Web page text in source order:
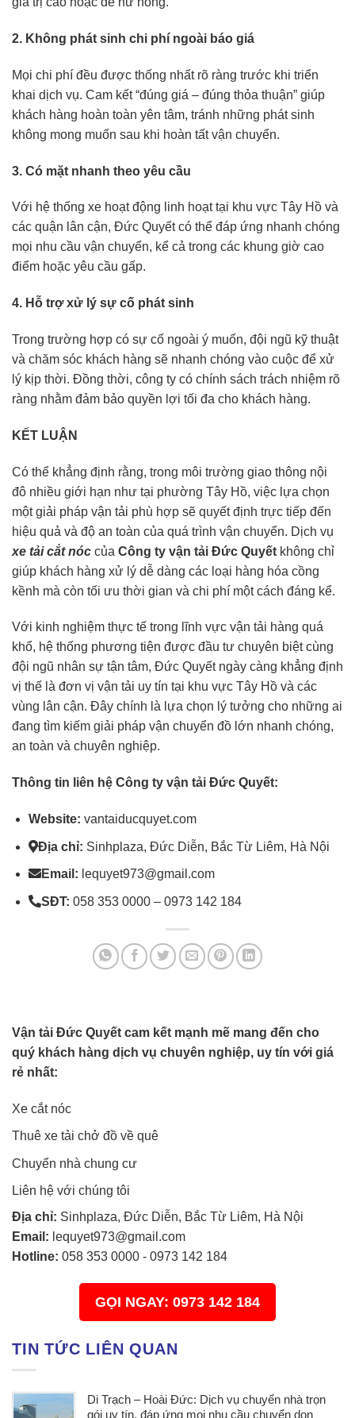
2. Không phát sinh chi phí ngoài báo giá
Mọi chi phí đều được thống nhất rõ ràng trước khi triển
khai dịch vụ. Cam kết “đúng giá – đúng thỏa thuận” giúp
khách hàng hoàn toàn yên tâm, tránh những phát sinh
không mong muốn sau khi hoàn tất vận chuyển.
3. Có mặt nhanh theo yêu cầu
Với hệ thống xe hoạt động linh hoạt tại khu vực Tây Hồ và
các quận lân cận, Đức Quyết có thể đáp ứng nhanh chóng
mọi nhu cầu vận chuyển, kể cả trong các khung giờ cao
điểm hoặc yêu cầu gấp.
4. Hỗ trợ xử lý sự cố phát sinh
Trong trường hợp có sự cố ngoài ý muốn, đội ngũ kỹ thuật
và chăm sóc khách hàng sẽ nhanh chóng vào cuộc để xử
lý kịp thời. Đồng thời, công ty có chính sách trách nhiệm rõ
ràng nhằm đảm bảo quyền lợi tối đa cho khách hàng.
KẾT LUẬN
Có thể khẳng định rằng, trong môi trường giao thông nội
đô nhiều giới hạn như tại phường Tây Hồ, việc lựa chọn
một giải pháp vận tải phù hợp sẽ quyết định trực tiếp đến
hiệu quả và độ an toàn của quá trình vận chuyển. Dịch vụ
xe tải cắt nóc của Công ty vận tải Đức Quyết không chỉ
giúp khách hàng xử lý dễ dàng các loại hàng hóa cồng
kềnh mà còn tối ưu thời gian và chi phí một cách đáng kể.
Với kinh nghiệm thực tế trong lĩnh vực vận tải hàng quá
khổ, hệ thống phương tiện được đầu tư chuyên biệt cùng
đội ngũ nhân sự tận tâm, Đức Quyết ngày càng khẳng định
vị thế là đơn vị vận tải uy tín tại khu vực Tây Hồ và các
vùng lân cận. Đây chính là lựa chọn lý tưởng cho những ai
đang tìm kiếm giải pháp vận chuyển đồ lớn nhanh chóng,
an toàn và chuyên nghiệp.
Thông tin liên hệ Công ty vận tải Đức Quyết:
Website: vantaiducquyet.com
Địa chỉ: Sinhplaza, Đức Diễn, Bắc Từ Liêm, Hà Nội
Email: lequyet973@gmail.com
SĐT: 058 353 0000 – 0973 142 184
Vận tải Đức Quyết cam kết mạnh mẽ mang đến cho
quý khách hàng dịch vụ chuyên nghiệp, uy tín với giá
rẻ nhất:
Xe cắt nóc
Thuê xe tải chở đồ về quê
Chuyển nhà chung cư
Liên hệ với chúng tôi
Địa chỉ: Sinhplaza, Đức Diễn, Bắc Từ Liêm, Hà Nội
Email: lequyet973@gmail.com
Hotline: 058 353 0000 - 0973 142 184
GỌI NGAY: 0973 142 184
TIN TỨC LIÊN QUAN
Di Trạch – Hoài Đức: Dịch vụ chuyển nhà trọn
gói uy tín, đáp ứng mọi nhu cầu chuyển dọn